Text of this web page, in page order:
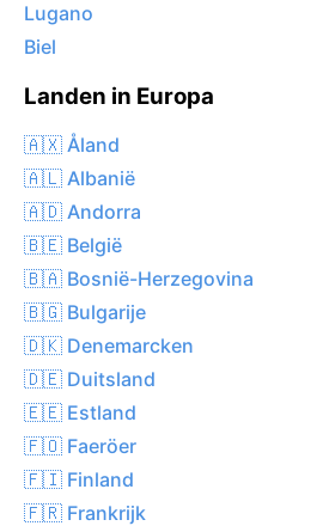
Lugano
Biel
Landen in Europa
🇦🇽 Åland
🇦🇱 Albanië
🇦🇩 Andorra
🇧🇪 België
🇧🇦 Bosnië-Herzegovina
🇧🇬 Bulgarije
🇩🇰 Denemarcken
🇩🇪 Duitsland
🇪🇪 Estland
🇫🇴 Faeröer
🇫🇮 Finland
🇫🇷 Frankrijk